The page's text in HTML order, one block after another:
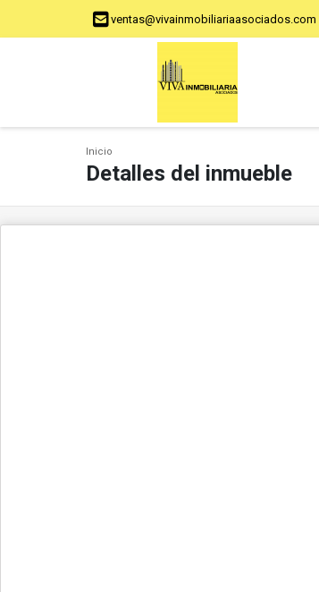
ventas@vivainmobiliariaasociados.com
Inicio
Detalles del inmueble